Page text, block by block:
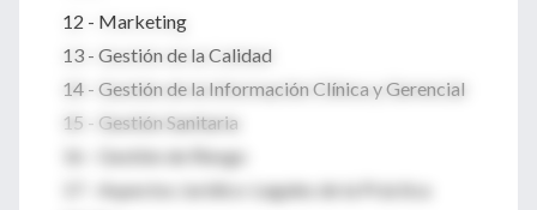
12 - Marketing
13 - Gestión de la Calidad
14 - Gestión de la Información Clínica y Gerencial
15 - Gestión Sanitaria
16 - Gestión de Riesgo
17 - Aspectos Jurídico-Legales de la Práctica